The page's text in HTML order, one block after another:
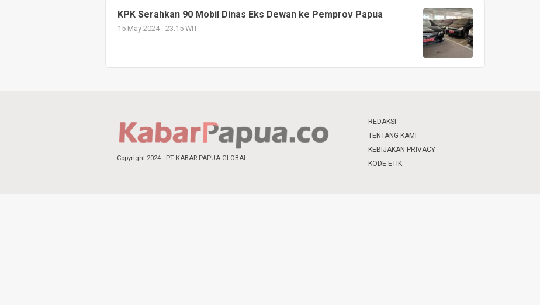
KPK Serahkan 90 Mobil Dinas Eks Dewan ke Pemprov Papua
15 May 2024 - 23:15 WIT
Copyright 2024 - PT KABAR PAPUA GLOBAL
REDAKSI
TENTANG KAMI
KEBIJAKAN PRIVACY
KODE ETIK